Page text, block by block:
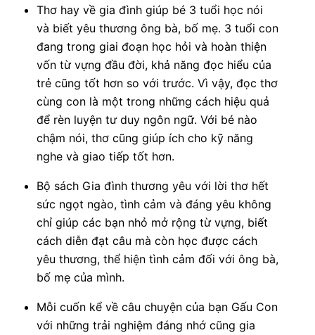
Thơ hay về gia đình giúp bé 3 tuổi học nói
và biết yêu thương ông bà, bố mẹ. 3 tuổi con
đang trong giai đoạn học hỏi và hoàn thiện
vốn từ vựng đầu đời, khả năng đọc hiểu của
trẻ cũng tốt hơn so với trước. Vì vậy, đọc thơ
cùng con là một trong những cách hiệu quả
để rèn luyện tư duy ngôn ngữ. Với bé nào
chậm nói, thơ cũng giúp ích cho kỹ năng
nghe và giao tiếp tốt hơn.
Bộ sách Gia đình thương yêu với lời thơ hết
sức ngọt ngào, tình cảm và đáng yêu không
chỉ giúp các bạn nhỏ mở rộng từ vựng, biết
cách diễn đạt câu mà còn học được cách
yêu thương, thể hiện tình cảm đối với ông bà,
bố mẹ của mình.
Mỗi cuốn kể về câu chuyện của bạn Gấu Con
với những trải nghiệm đáng nhớ cũng gia